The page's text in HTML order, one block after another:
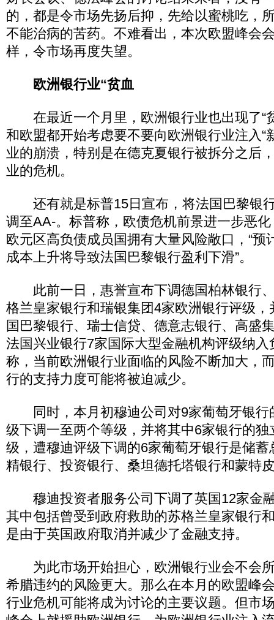
的，都是令市场先扬后抑，先给以蜜桃吃，
不能治病的苦药。不难看出，本次欧盟峰会
样，令市场再度失望。
欧洲银行业“贫血
在最近一个月里，欧洲银行业也出现了“
和欧盟都开始考虑要不要向欧洲银行业注入“
业的崩溃，特别是在德克夏银行被拆分之后
业的危机。
还有就是标普15日宣布，将法国巴黎银
调至AA-。标普称，欧债危机前景进一步恶
欧元区高负债成员国拥有大量风险敞口，“预
成本上升将导致法国巴黎银行盈利下滑”。
此前一日，惠誉宣布下调德国柏林银行
格兰皇家银行和瑞银集团4家欧洲银行评级
国巴黎银行、瑞士信贷、德意志银行、高盛
法国兴业银行7家国际大型金融机构评级纳
称，当前欧洲银行业面临的风险不断加大，
行的支持力度可能将被迫减少。
同时，本月初穆迪公司对9家葡萄牙银行
级下调一至两个等级，并将其中6家银行的
级，遭穆迪评级下调的6家葡萄牙银行是储
精银行、投资银行、桑坦德托塔银行和蒙特
穆迪投资者服务公司下调了英国12家金
其中包括曾受到政府救助的苏格兰皇家银行
是由于英国政府取消并减少了金融支持。
为此市场开始担心，欧洲银行业会不会
希腊违约的风险更大。那么在本月的欧盟峰
行业危机可能将成为讨论的主要议题。但市